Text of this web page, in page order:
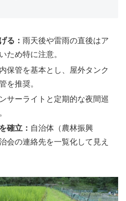
る：雨天後や雷雨の直後はア
ため特に注意。
保管を基本とし、屋外タンク
を推奨。
サーライトと定期的な夜間巡
確立： 自治体（農林振興
会の連絡先を一覧化して見え